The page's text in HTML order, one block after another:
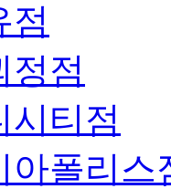
점
정점
시티점
아폴리스